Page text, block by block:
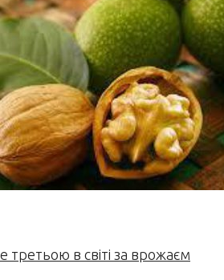
третьою в світі за врожаєм